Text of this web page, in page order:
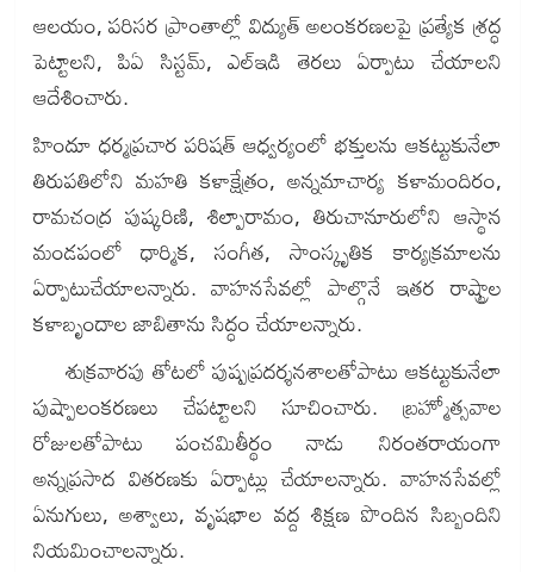
ఆలయం, పరిసర ప్రాంతాల్లో విద్యుత్‌ అలంకరణలపై ప్రత్యేక శ్రద్ధ
పెట్టాలని, పిఏ సిస్టమ్‌, ఎల్‌ఇడి తెరలు ఏర్పాటు చేయాలని
ఆదేశించారు.
హిందూ ధర్మప్రచార పరిషత్‌ ఆధ్వర్యంలో భక్తులను ఆకట్టుకునేలా
తిరుపతిలోని మహతి కళాక్షేత్రం, అన్నమాచార్య కళామందిరం,
రామచంద్ర పుష్కరిణి, శిల్పారామం, తిరుచానూరులోని ఆస్థాన
మండపంలో ధార్మిక, సంగీత, సాంస్కృతిక కార్యక్రమాలను
ఏర్పాటుచేయాలన్నారు. వాహనసేవల్లో పాల్గొనే ఇతర రాష్ట్రాల
కళాబృందాల జాబితాను సిద్ధం చేయాలన్నారు.
శుక్రవారపు తోటలో పుష్పప్రదర్శనశాలతోపాటు ఆకట్టుకునేలా
పుష్పాలంకరణలు చేపట్టాలని సూచించారు. బ్రహ్మోత్సవాల
రోజులతోపాటు పంచమితీర్థం నాడు నిరంతరాయంగా
అన్నప్రసాద వితరణకు ఏర్పాట్లు చేయాలన్నారు. వాహనసేవల్లో
ఏనుగులు, అశ్వాలు, వృషభాల వద్ద శిక్షణ పొందిన సిబ్బందిని
నియమించాలన్నారు.